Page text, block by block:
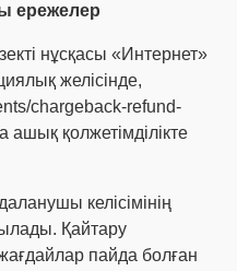
ережелер
нұсқасы «Интернет»
желісінде,
chargeback-refund-
қолжетімділікте
келісімінің
Қайтару
пайда болған